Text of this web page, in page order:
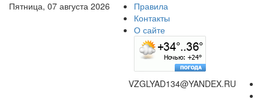
Пятница, 07 августа 2026
Правила
Контакты
О сайте
VZGLYAD134@YANDEX.RU